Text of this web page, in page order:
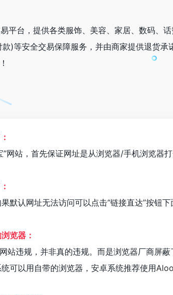
平台，提供各类服饰、美容、家居、数码、
)等安全交易保障服务，并由商家提供退货承
”网站，首先保证网址是从浏览器/手机浏览器
默认网址无法访问可以点击“链接直达”按钮
览器：
站违规，并非真的违规。而是浏览器厂商屏
可以用自带的浏览器，安卓系统推荐使用